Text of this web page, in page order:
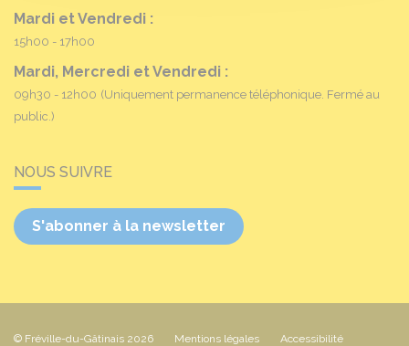
Mardi et Vendredi :
15h00 - 17h00
Mardi, Mercredi et Vendredi :
09h30 - 12h00 (Uniquement permanence téléphonique. Fermé au
public.)
NOUS SUIVRE
S'abonner à la newsletter
© Fréville-du-Gâtinais 2026 Mentions légales Accessibilité